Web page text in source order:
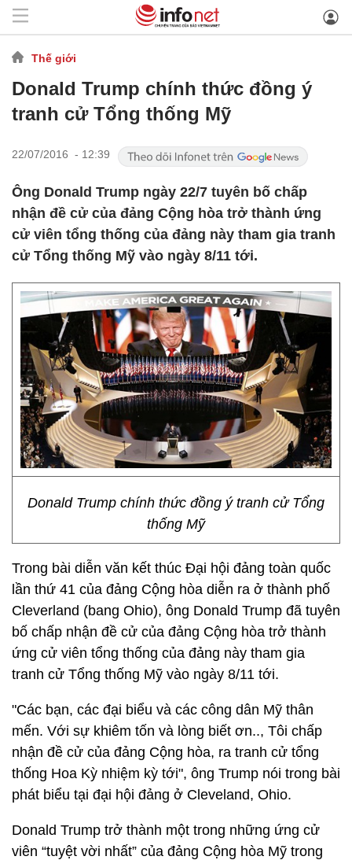
Thế giới
Donald Trump chính thức đồng ý
tranh cử Tổng thống Mỹ
22/07/2016 - 12:39
Ông Donald Trump ngày 22/7 tuyên bố chấp
nhận đề cử của đảng Cộng hòa trở thành ứng
cử viên tổng thống của đảng này tham gia tranh
cử Tổng thống Mỹ vào ngày 8/11 tới.
Donald Trump chính thức đồng ý tranh cử Tổng
thống Mỹ
Trong bài diễn văn kết thúc Đại hội đảng toàn quốc
lần thứ 41 của đảng Cộng hòa diễn ra ở thành phố
Cleverland (bang Ohio), ông Donald Trump đã tuyên
bố chấp nhận đề cử của đảng Cộng hòa trở thành
ứng cử viên tổng thống của đảng này tham gia
tranh cử Tổng thống Mỹ vào ngày 8/11 tới.
"Các bạn, các đại biểu và các công dân Mỹ thân
mến. Với sự khiêm tốn và lòng biết ơn.., Tôi chấp
nhận đề cử của đảng Cộng hòa, ra tranh cử tổng
thống Hoa Kỳ nhiệm kỳ tới", ông Trump nói trong bài
phát biểu tại đại hội đảng ở Cleveland, Ohio.
Donald Trump trở thành một trong những ứng cử
viên “tuyệt vời nhất” của ​​đảng Cộng hòa Mỹ trong